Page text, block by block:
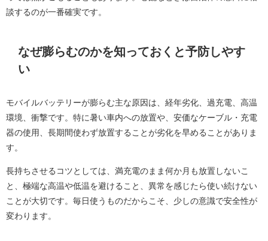
談するのが一番確実です。
なぜ膨らむのかを知っておくと予防しやす
い
モバイルバッテリーが膨らむ主な原因は、経年劣化、過充電、高温
環境、衝撃です。特に暑い車内への放置や、安価なケーブル・充電
器の使用、長期間使わず放置することが劣化を早めることがありま
す。
長持ちさせるコツとしては、満充電のまま何か月も放置しないこ
と、極端な高温や低温を避けること、異常を感じたら使い続けない
ことが大切です。毎日使うものだからこそ、少しの意識で安全性が
変わります。